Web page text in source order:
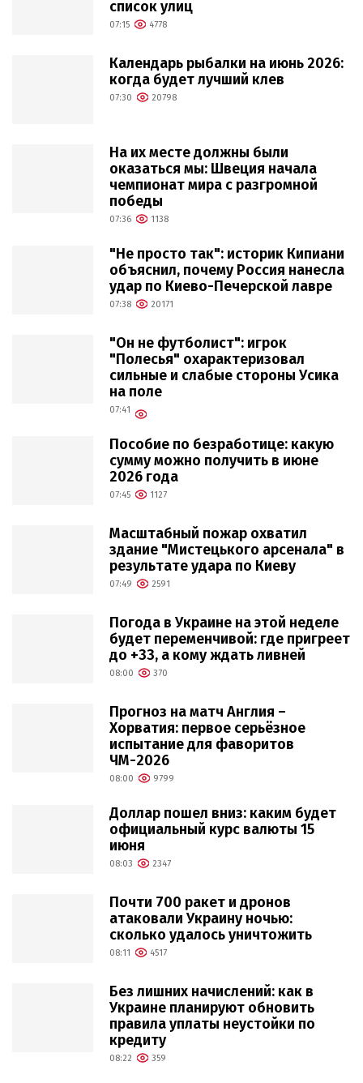
список улиц
07:15 4778
Календарь рыбалки на июнь 2026:
когда будет лучший клев
07:30 20798
На их месте должны были
оказаться мы: Швеция начала
чемпионат мира с разгромной
победы
07:36 1138
"Не просто так": историк Кипиани
объяснил, почему Россия нанесла
удар по Киево-Печерской лавре
07:38 20171
"Он не футболист": игрок
"Полесья" охарактеризовал
сильные и слабые стороны Усика
на поле
07:41
Пособие по безработице: какую
сумму можно получить в июне
2026 года
07:45 1127
Масштабный пожар охватил
здание "Мистецького арсенала" в
результате удара по Киеву
07:49 2591
Погода в Украине на этой неделе
будет переменчивой: где пригреет
до +33, а кому ждать ливней
08:00 370
Прогноз на матч Англия –
Хорватия: первое серьёзное
испытание для фаворитов
ЧМ-2026
08:00 9799
Доллар пошел вниз: каким будет
официальный курс валюты 15
июня
08:03 2347
Почти 700 ракет и дронов
атаковали Украину ночью:
сколько удалось уничтожить
08:11 4517
Без лишних начислений: как в
Украине планируют обновить
правила уплаты неустойки по
кредиту
08:22 359